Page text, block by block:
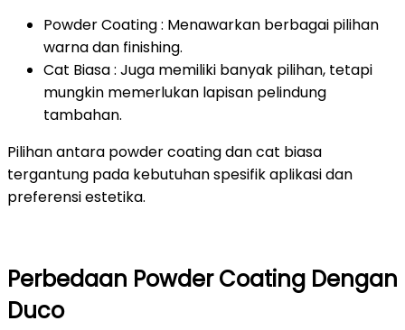
Powder Coating : Menawarkan berbagai pilihan
warna dan finishing.
Cat Biasa : Juga memiliki banyak pilihan, tetapi
mungkin memerlukan lapisan pelindung
tambahan.
Pilihan antara powder coating dan cat biasa
tergantung pada kebutuhan spesifik aplikasi dan
preferensi estetika.
Perbedaan Powder Coating Dengan
Duco